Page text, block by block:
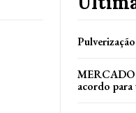
MERCADO
acordo para